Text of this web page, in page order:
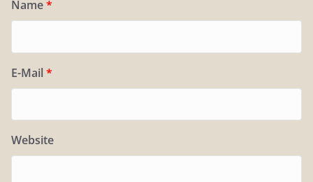
Name*
E-Mail *
Website